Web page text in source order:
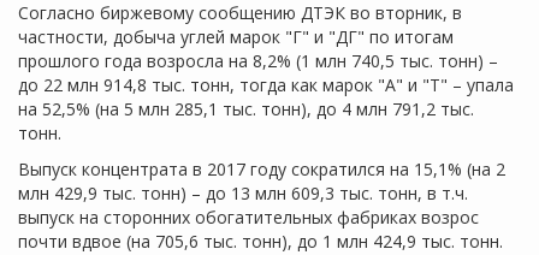
Согласно биржевому сообщению ДТЭК во вторник, в
частности, добыча углей марок "Г" и "ДГ" по итогам
прошлого года возросла на 8,2% (1 млн 740,5 тыс. тонн) –
до 22 млн 914,8 тыс. тонн, тогда как марок "А" и "Т" – упала
на 52,5% (на 5 млн 285,1 тыс. тонн), до 4 млн 791,2 тыс.
тонн.
Выпуск концентрата в 2017 году сократился на 15,1% (на 2
млн 429,9 тыс. тонн) – до 13 млн 609,3 тыс. тонн, в т.ч.
выпуск на сторонних обогатительных фабриках возрос
почти вдвое (на 705,6 тыс. тонн), до 1 млн 424,9 тыс. тонн.